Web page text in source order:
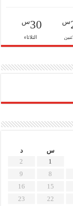
س 30س
الثلاثاء
س
د
1
2
8
9
15
16
22
23